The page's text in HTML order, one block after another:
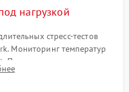
нагрузкой
стресс-тестов
Мониторинг температур
Проверка на отсутствие
драйвера и зависаний.